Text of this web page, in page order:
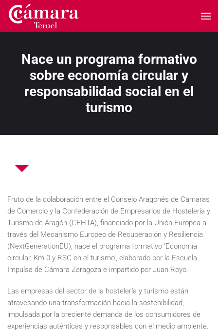
Skip to main content
Nace un programa formativo
sobre economía circular y
responsabilidad social en el
turismo
Fruto de la colaboración entre el Consejo Aragonés de Cámaras
de Comercio y la Confederación de Empresarios de Hostelería y
Turismo de Aragón (CEHTA), financiado por la Unión Europea a
través del Mecanismo Europeo de Recuperación y Resiliencia
(NextGenerationEU), nace el programa formativo ‘Economía
circular, Km 0 y RSC en el turismo’, elaborado por la Escuela
Impulsa de Cámara Zaragoza e impartido por Juan Royo.
Las empresas del sector de la hostelería y turismo están
atravesando una transformación hacia la sostenibilidad,
impulsada por la creciente demanda de los consumidores de
experiencias auténticas y responsables con el medio ambiente.